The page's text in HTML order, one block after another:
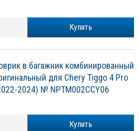
Купить
в багажник комбинированный
для Chery Tiggo 4 Pro
2024) № NPTM002CCY06
Купить